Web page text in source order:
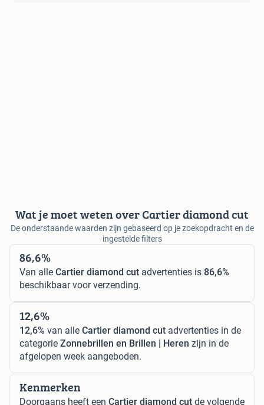
Wat je moet weten over Cartier diamond cut
De onderstaande waarden zijn gebaseerd op je zoekopdracht en de
ingestelde filters
86,6%
Van alle Cartier diamond cut advertenties is 86,6%
beschikbaar voor verzending.
12,6%
12,6% van alle Cartier diamond cut advertenties in de
categorie Zonnebrillen en Brillen | Heren zijn in de
afgelopen week aangeboden.
Kenmerken
Doorgaans heeft een Cartier diamond cut de volgende